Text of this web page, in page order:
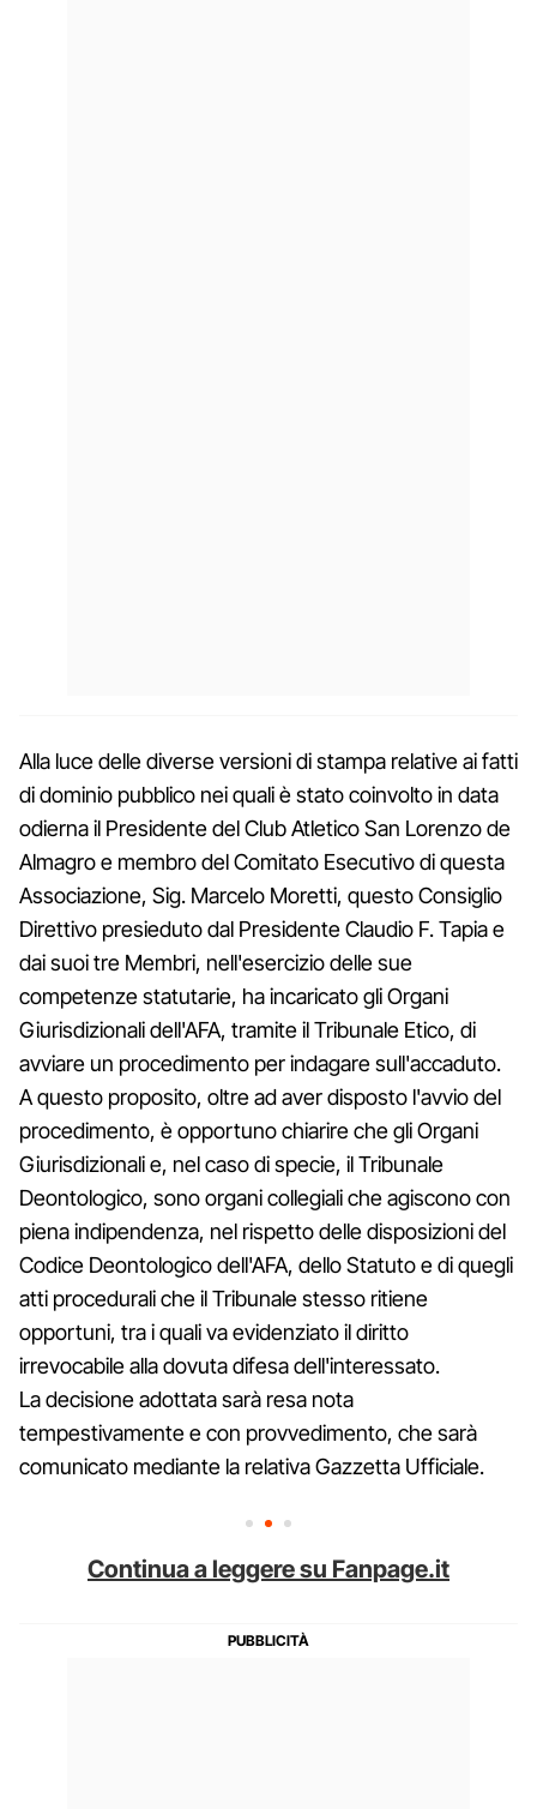
Alla luce delle diverse versioni di stampa relative ai fatti
di dominio pubblico nei quali è stato coinvolto in data
odierna il Presidente del Club Atletico San Lorenzo de
Almagro e membro del Comitato Esecutivo di questa
Associazione, Sig. Marcelo Moretti, questo Consiglio
Direttivo presieduto dal Presidente Claudio F. Tapia e
dai suoi tre Membri, nell'esercizio delle sue
competenze statutarie, ha incaricato gli Organi
Giurisdizionali dell'AFA, tramite il Tribunale Etico, di
avviare un procedimento per indagare sull'accaduto.
A questo proposito, oltre ad aver disposto l'avvio del
procedimento, è opportuno chiarire che gli Organi
Giurisdizionali e, nel caso di specie, il Tribunale
Deontologico, sono organi collegiali che agiscono con
piena indipendenza, nel rispetto delle disposizioni del
Codice Deontologico dell'AFA, dello Statuto e di quegli
atti procedurali che il Tribunale stesso ritiene
opportuni, tra i quali va evidenziato il diritto
irrevocabile alla dovuta difesa dell'interessato.
La decisione adottata sarà resa nota
tempestivamente e con provvedimento, che sarà
comunicato mediante la relativa Gazzetta Ufficiale.
Continua a leggere su Fanpage.it